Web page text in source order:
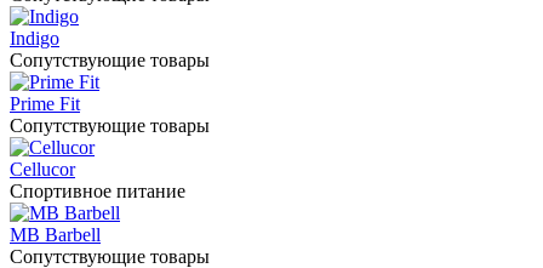
Indigo
Сопутствующие товары
Prime Fit
Сопутствующие товары
Cellucor
Спортивное питание
MB Barbell
Сопутствующие товары